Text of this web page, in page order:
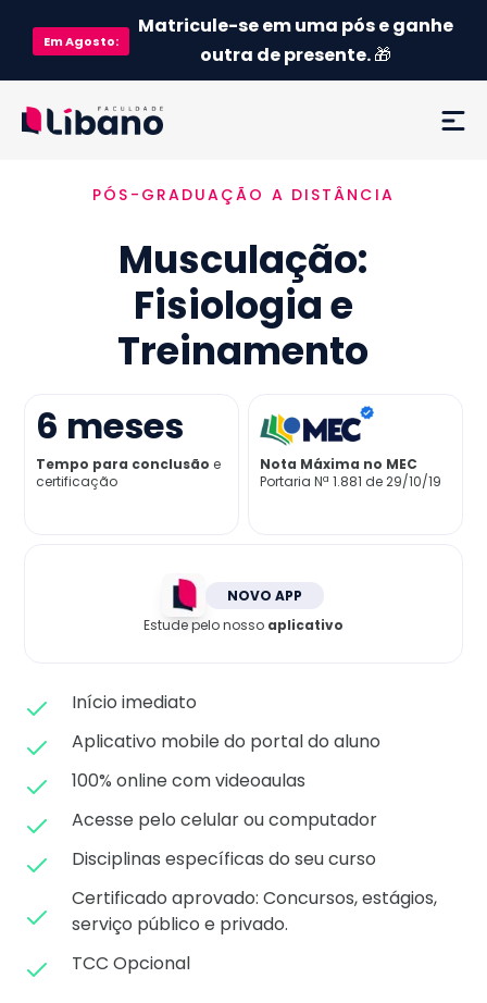
EmAgosto:
Matricule-se em uma pós e ganhe
outra de presente.🎁
Ementa
Como funciona
Credenciamento MEC
Já sou aluno
PÓS-GRADUAÇÃO A DISTÂNCIA
Musculação:
Fisiologia e
Treinamento
6 meses
Tempo para conclusão e
certificação
Nota Máxima no MEC
Portaria Nª 1.881 de 29/10/19
NOVO APP
Estude pelo nosso aplicativo
Início imediato
Aplicativo mobile do portal do aluno
100% online com videoaulas
Acesse pelo celular ou computador
Disciplinas específicas do seu curso
Certificado aprovado: Concursos, estágios,
serviço público e privado.
TCC Opcional